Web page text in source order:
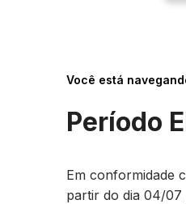
Você está
Período
Em conformidade
partir do dia 04/07